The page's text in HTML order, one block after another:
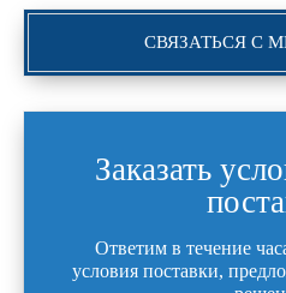
СВЯЗАТЬСЯ С
Заказать
Ответим в течение
условия поставки,